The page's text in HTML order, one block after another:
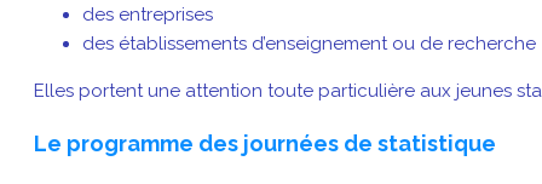
des entreprises
des établissements d’enseignement ou de recherche
Elles portent une attention toute particulière aux jeunes
Le programme des journées de statistique